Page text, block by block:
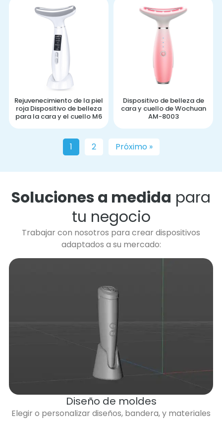
Rejuvenecimiento de la piel
roja Dispositivo de belleza
para la cara y el cuello M6
Dispositivo de belleza de
cara y cuello de Wochuan
AM-8003
1 2 Próximo »
Soluciones a medida para
tu negocio
Trabajar con nosotros para crear dispositivos
adaptados a su mercado:
Diseño de moldes
Elegir o personalizar diseños, bandera, y materiales